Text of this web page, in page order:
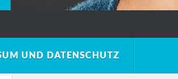
UND DATENSCHUTZ